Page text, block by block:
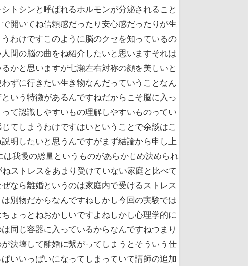
トシンと呼ばれるホルモンが分泌されること
開いてね信頼感だったり安心感だったりが生
わけですこのように脳のクセを知っているの
間の脳の曲をね紹介したいと思いますそれは
かと思いますが七瀬左右対称の顔を美しいと
ずに行きたい生き物なんだっていうことなん
いう特徴があるんですねだからこそ脳に入っ
て認識しやすいもの理解しやすいものってい
てしまうわけですはいということで余談はこ
明したいと思うんですがまず結論から申し上
我慢の総量というものがあらかじめ決められ
ストレスをあまり受けていない家庭と比べて
なら離婚というのは家庭内で受けるストレス
別物だからなんですねしかし今回の実験では
ょっとねおかしいですよねしかし心理学的に
同じ容器に入っているからなんですねつまり
決壊して離婚に繋がってしまうとそういう仕
いいっぱいになってしまっていて講師の追加